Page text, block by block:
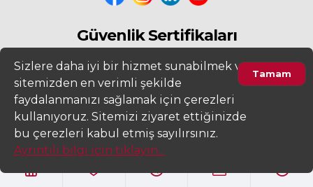
Güvenlik Sertifikaları
2022
Altera Bilgi Teknolojileri LTD. ŞTİ. Her
Hakkı Saklıdır.
Tamam
Sizlere daha iyi bir hizmet sunabilmek ve
sitemizden en verimli şekilde
faydalanmanızı sağlamak için çerezleri
kullanıyoruz. Sitemizi ziyaret ettiğinizde
bu çerezleri kabul etmiş sayılırsınız.
Ayrıntılı bilgi için tıklayın...
Ürünleri Filtrele